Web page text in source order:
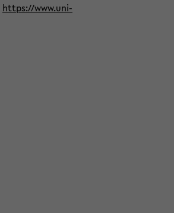
https://www.uni-